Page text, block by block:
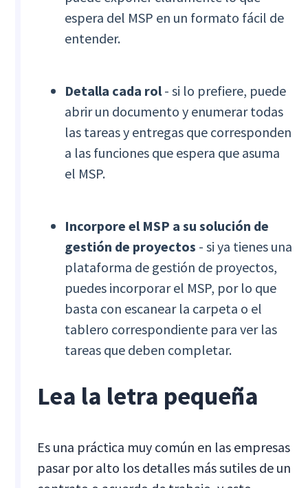
espera del MSP en un formato fácil de
entender.
Detalla cada rol- si lo prefiere, puede
abrir un documento y enumerar todas
las tareas y entregas que corresponden
a las funciones que espera que asuma
el MSP.
Incorpore el MSP a su solución de
gestión de proyectos - si ya tienes una
plataforma de gestión de proyectos,
puedes incorporar el MSP, por lo que
basta con escanear la carpeta o el
tablero correspondiente para ver las
tareas que deben completar.
Lea la letra pequeña
Es una práctica muy común en las empresas
pasar por alto los detalles más sutiles de un